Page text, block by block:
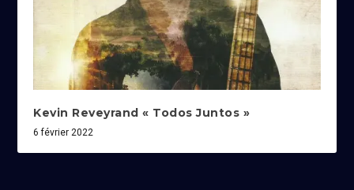
Kevin Reveyrand « Todos Juntos »
6 février 2022